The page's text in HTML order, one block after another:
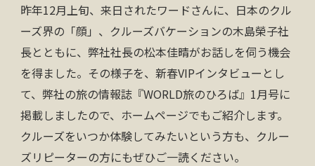
昨年12月上旬、来日されたワードさんに、日本のクル
ーズ界の「顔」、クルーズバケーションの木島榮子社
長とともに、弊社社長の松本佳晴がお話しを伺う機会
を得ました。その様子を、新春VIPインタビューとし
て、弊社の旅の情報誌『WORLD旅のひろば』1月号に
掲載しましたので、ホームページでもご紹介します。
クルーズをいつか体験してみたいという方も、クルー
ズリピーターの方にもぜひご一読ください。